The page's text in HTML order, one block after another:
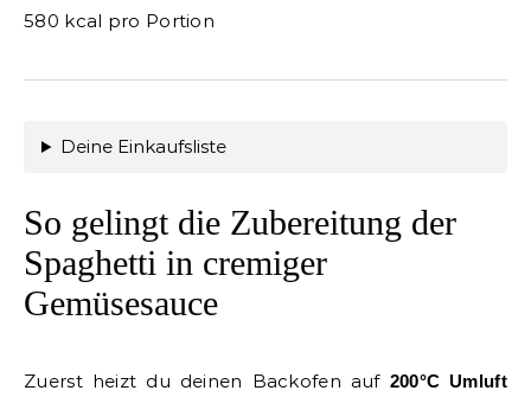
580 kcal pro Portion
Deine Einkaufsliste
So gelingt die Zubereitung der
Spaghetti in cremiger
Gemüsesauce
Zuerst heizt du deinen Backofen auf 200°C Umluft